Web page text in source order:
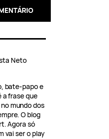
Neto
bate-papo e
a frase que
mundo dos
O blog
Agora só
vai ser o play